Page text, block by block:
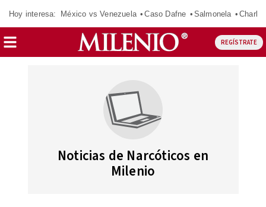
Hoy interesa: México vs Venezuela Caso Dafne Salmonela
REGÍSTRATE
Noticias de Narcóticos en
Milenio